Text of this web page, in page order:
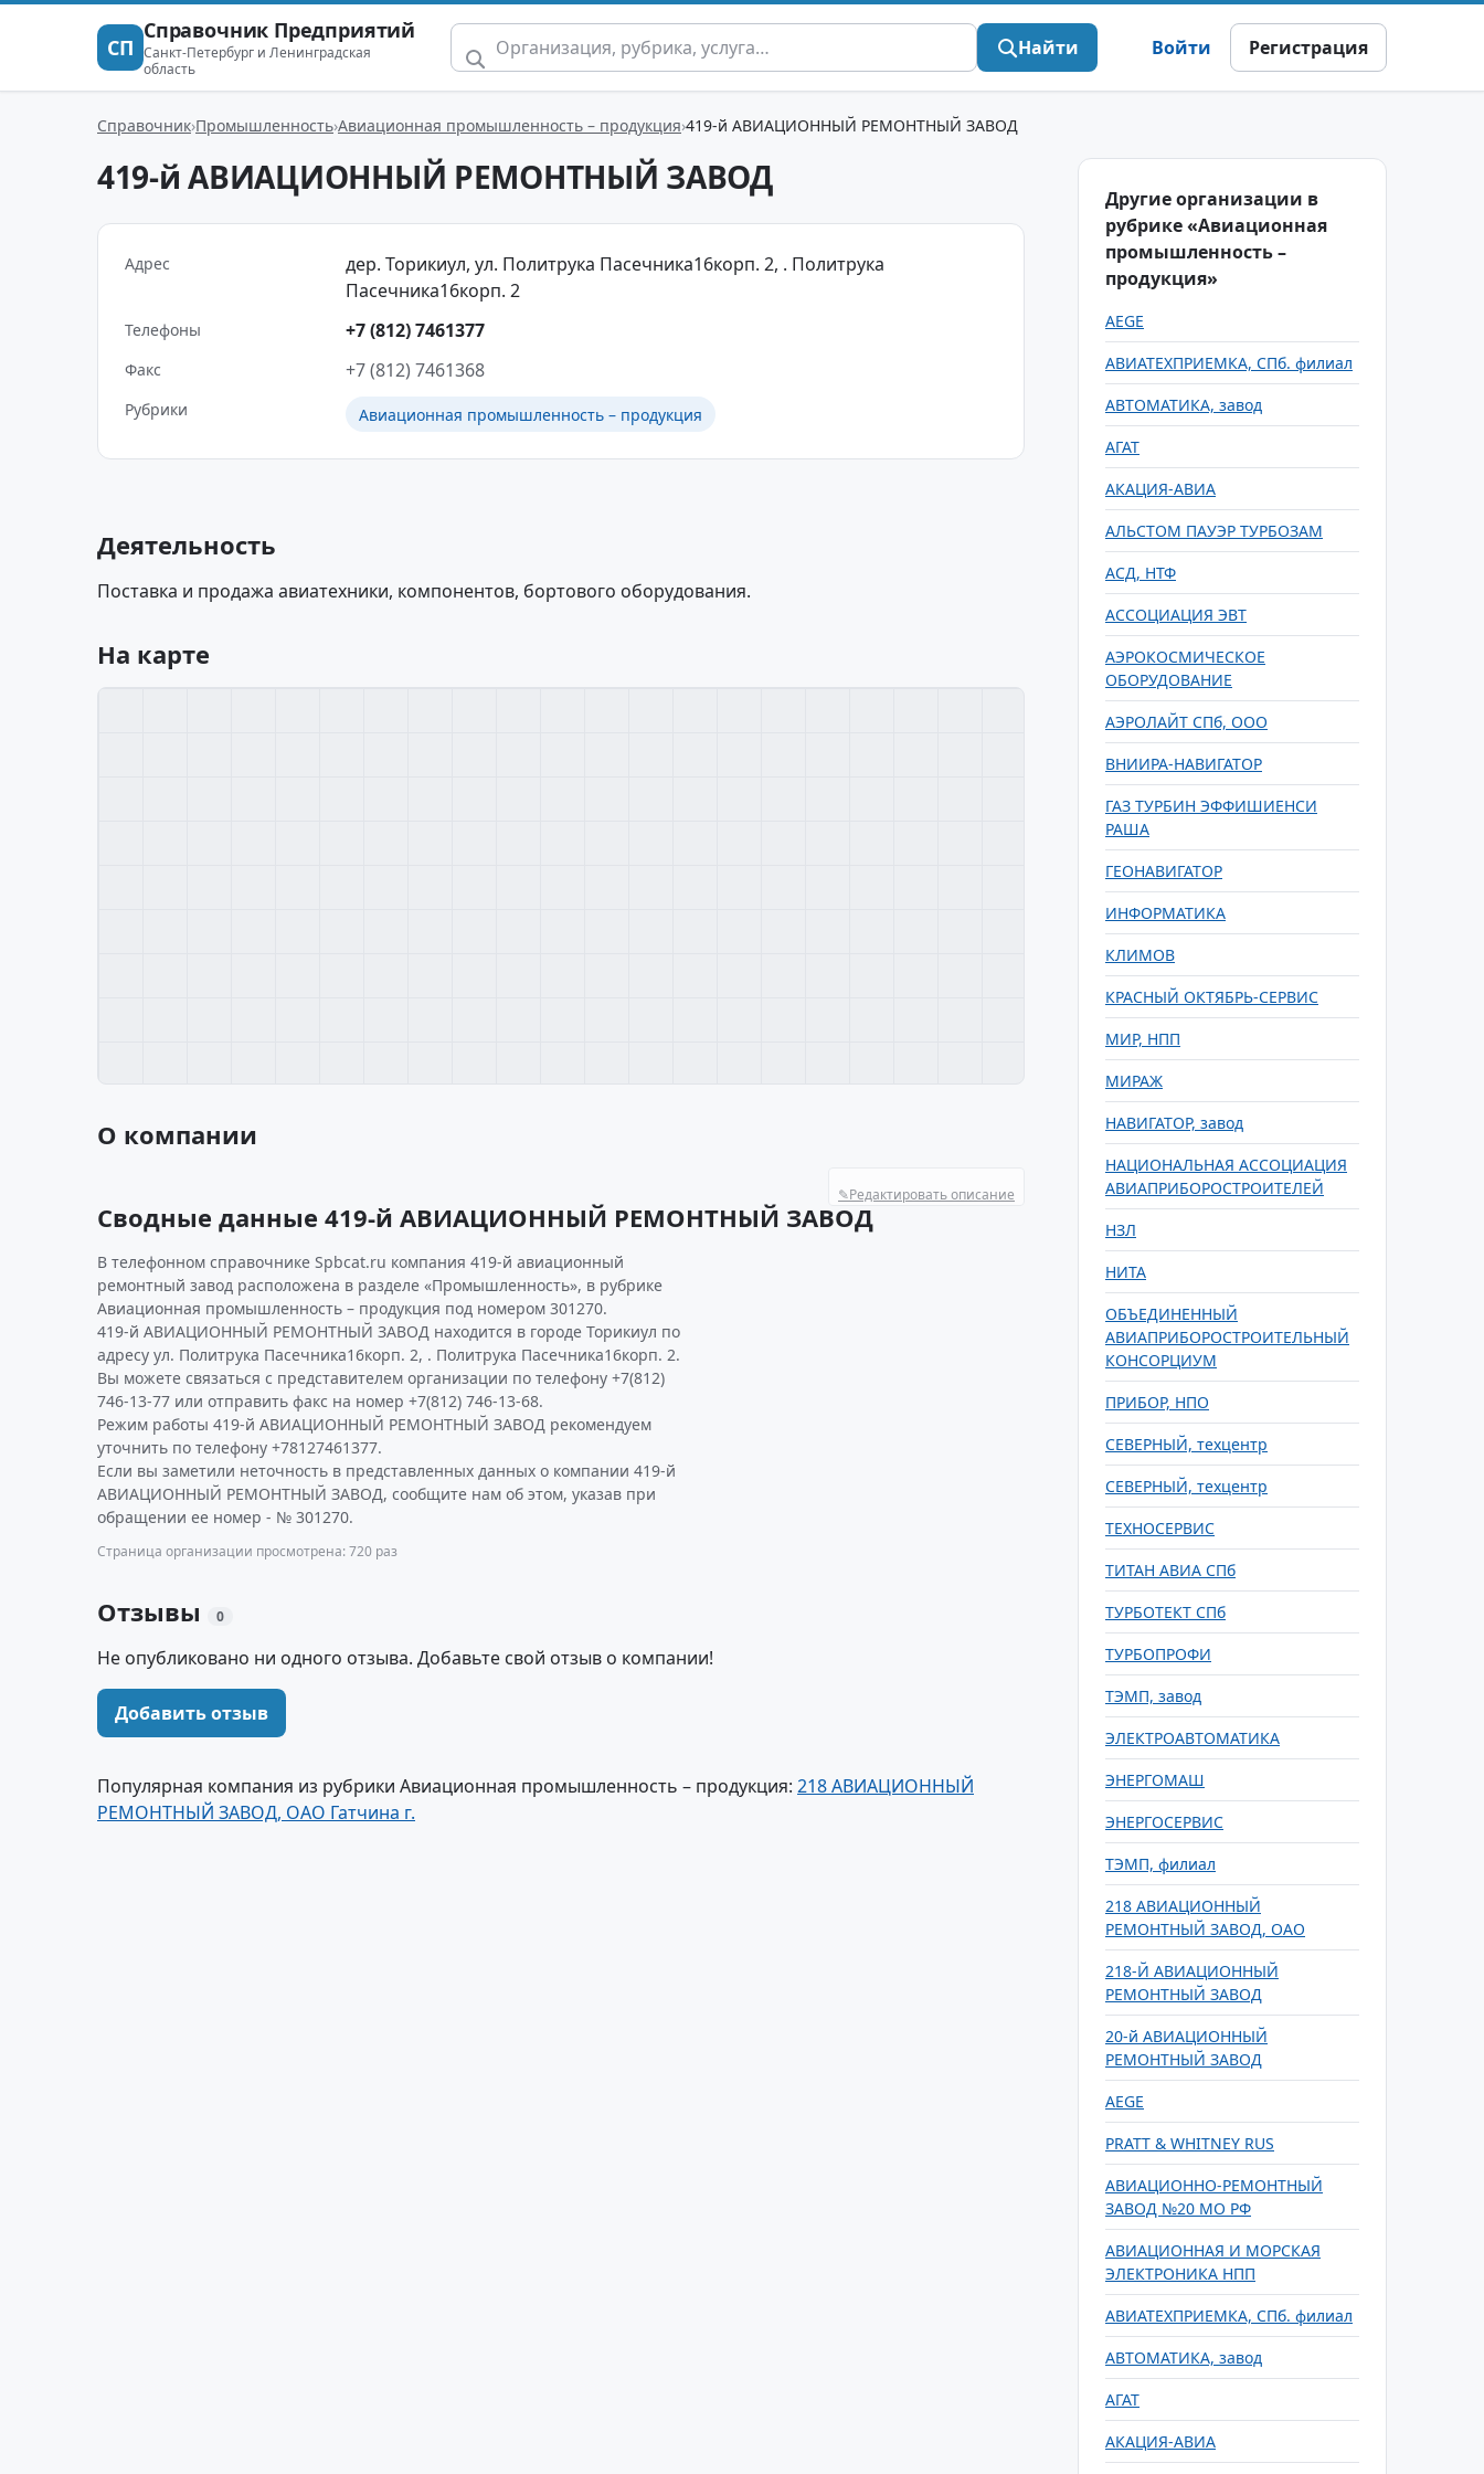
СП
Справочник Предприятий
Санкт-Петербург и Ленинградская
область
Найти Войти Регистрация
Справочник Промышленность Авиационная промышленность – продукция 419-й АВИАЦИОННЫЙ РЕМОНТНЫЙ ЗАВОД
419-й АВИАЦИОННЫЙ РЕМОНТНЫЙ ЗАВОД
Адрес
дер. Торикиул, ул. Политрука Пасечника16корп. 2, . Политрука
Пасечника16корп. 2
Телефоны +7 (812) 7461377
Факс +7 (812) 7461368
Рубрики Авиационная промышленность – продукция
Деятельность
Поставка и продажа авиатехники, компонентов, бортового оборудования.
На карте
О компании
✎Редактировать описание
Сводные данные 419-й АВИАЦИОННЫЙ РЕМОНТНЫЙ ЗАВОД
В телефонном справочнике Spbcat.ru компания 419-й авиационный
ремонтный завод расположена в разделе «Промышленность», в рубрике
Авиационная промышленность – продукция под номером 301270.
419-й АВИАЦИОННЫЙ РЕМОНТНЫЙ ЗАВОД находится в городе Торикиул по
адресу ул. Политрука Пасечника16корп. 2, . Политрука Пасечника16корп. 2.
Вы можете связаться с представителем организации по телефону +7(812)
746-13-77 или отправить факс на номер +7(812) 746-13-68.
Режим работы 419-й АВИАЦИОННЫЙ РЕМОНТНЫЙ ЗАВОД рекомендуем
уточнить по телефону +78127461377.
Если вы заметили неточность в представленных данных о компании 419-й
АВИАЦИОННЫЙ РЕМОНТНЫЙ ЗАВОД, сообщите нам об этом, указав при
обращении ее номер - № 301270.
Страница организации просмотрена: 720 раз
Отзывы 0
Не опубликовано ни одного отзыва. Добавьте свой отзыв о компании!
Добавить отзыв
Популярная компания из рубрики Авиационная промышленность – продукция: 218 АВИАЦИОННЫЙ
РЕМОНТНЫЙ ЗАВОД, ОАО Гатчина г.
Другие организации в
рубрике «Авиационная
промышленность –
продукция»
AEGE
АВИАТЕХПРИЕМКА, СПб. филиал
АВТОМАТИКА, завод
АГАТ
АКАЦИЯ-АВИА
АЛЬСТОМ ПАУЭР ТУРБОЗАМ
АСД, НТФ
АССОЦИАЦИЯ ЭВТ
АЭРОКОСМИЧЕСКОЕ
ОБОРУДОВАНИЕ
АЭРОЛАЙТ СПб, ООО
ВНИИРА-НАВИГАТОР
ГАЗ ТУРБИН ЭФФИШИЕНСИ
РАША
ГЕОНАВИГАТОР
ИНФОРМАТИКА
КЛИМОВ
КРАСНЫЙ ОКТЯБРЬ-СЕРВИС
МИР, НПП
МИРАЖ
НАВИГАТОР, завод
НАЦИОНАЛЬНАЯ АССОЦИАЦИЯ
АВИАПРИБОРОСТРОИТЕЛЕЙ
НЗЛ
НИТА
ОБЪЕДИНЕННЫЙ
АВИАПРИБОРОСТРОИТЕЛЬНЫЙ
КОНСОРЦИУМ
ПРИБОР, НПО
СЕВЕРНЫЙ, техцентр
СЕВЕРНЫЙ, техцентр
ТЕХНОСЕРВИС
ТИТАН АВИА СПб
ТУРБОТЕКТ СПб
ТУРБОПРОФИ
ТЭМП, завод
ЭЛЕКТРОАВТОМАТИКА
ЭНЕРГОМАШ
ЭНЕРГОСЕРВИС
ТЭМП, филиал
218 АВИАЦИОННЫЙ
РЕМОНТНЫЙ ЗАВОД, ОАО
218-Й АВИАЦИОННЫЙ
РЕМОНТНЫЙ ЗАВОД
20-й АВИАЦИОННЫЙ
РЕМОНТНЫЙ ЗАВОД
AEGE
PRATT & WHITNEY RUS
АВИАЦИОННО-РЕМОНТНЫЙ
ЗАВОД №20 МО РФ
АВИАЦИОННАЯ И МОРСКАЯ
ЭЛЕКТРОНИКА НПП
АВИАТЕХПРИЕМКА, СПб. филиал
АВТОМАТИКА, завод
АГАТ
АКАЦИЯ-АВИА